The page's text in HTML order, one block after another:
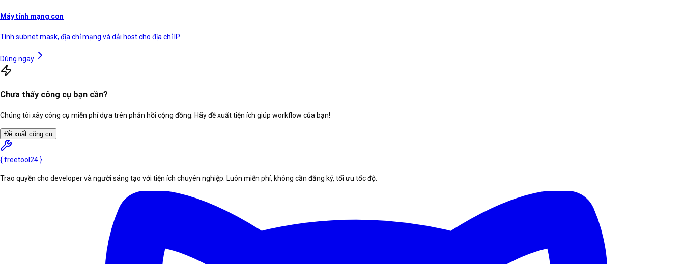
Máy tính mạng con
Tính subnet mask, địa chỉ mạng và dải host cho địa chỉ IP
Dùng ngay
Chưa thấy công cụ bạn cần?
Chúng tôi xây công cụ miễn phí dựa trên phản hồi cộng đồng. Hãy đề xuất tiện ích giúp workflow của bạn!
Đề xuất công cụ
{freetool 24 }
Trao quyền cho developer và người sáng tạo với tiện ích chuyên nghiệp. Luôn miễn phí, không cần đăng ký, tối ưu tốc độ.